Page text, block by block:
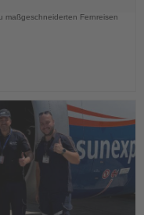
maßgeschneiderten Fernreisen